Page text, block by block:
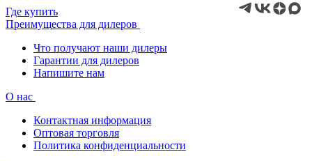
Где купить
Преимущества для дилеров
Что получают наши дилеры
Гарантии для дилеров
Напишите нам
О нас
Контактная информация
Оптовая торговля
Политика конфиденциальности